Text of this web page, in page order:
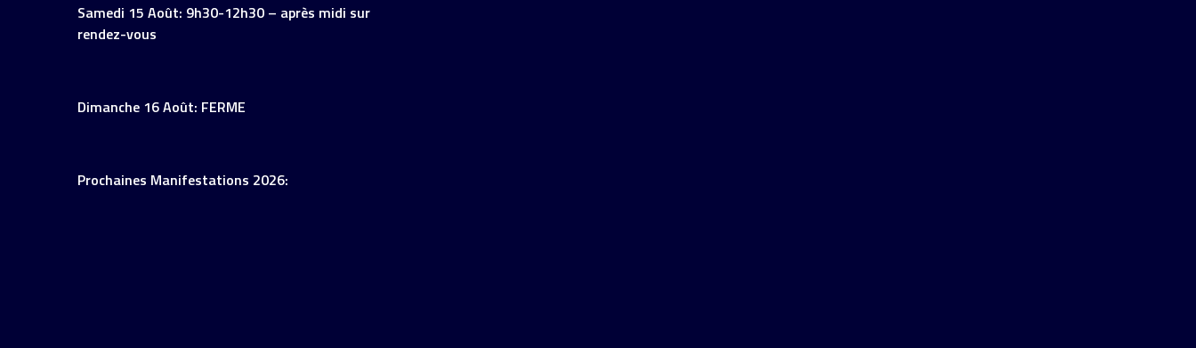
Samedi 15 Août: 9h30-12h30 – après midi sur
rendez-vous
Dimanche 16 Août: FERME
Prochaines Manifestations 2026: